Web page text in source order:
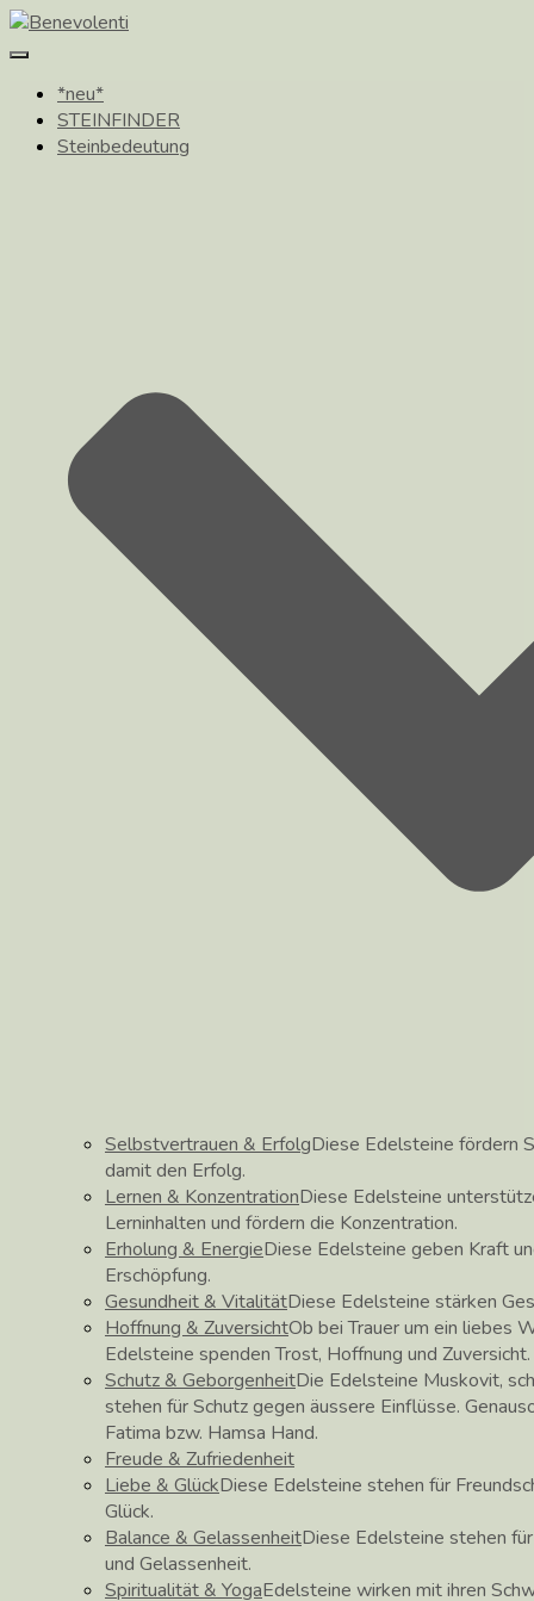
Toggle
*neu*
STEINFINDER
Steinbedeutung
Selbstvertrauen & ErfolgDiese Edelsteine fördern
damit den Erfolg.
Lernen & KonzentrationDiese Edelsteine
Lerninhalten und fördern die Konzentration.
Erholung & EnergieDiese Edelsteine geben Kraft
Erschöpfung.
Gesundheit & VitalitätDiese Edelsteine stärken
Hoffnung & ZuversichtOb bei Trauer um ein liebes
Edelsteine spenden Trost, Hoffnung und Zuversicht.
Schutz & GeborgenheitDie Edelsteine Muskovit,
stehen für Schutz gegen äussere Einflüsse.
Fatima bzw. Hamsa Hand.
Freude & Zufriedenheit
Liebe & GlückDiese Edelsteine stehen für
Glück.
Balance & GelassenheitDiese Edelsteine stehen
und Gelassenheit.
Spiritualität & YogaEdelsteine wirken mit ihren